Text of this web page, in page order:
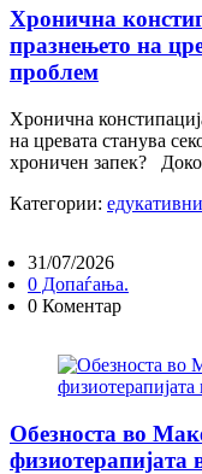
Хронична
празнењето на
проблем
Хронична
на цревата станува
хроничен запек?
Категории: едукативни
31/07/2026
0 Допаѓања.
0 Коментар
Обезноста во
физиотерапијата